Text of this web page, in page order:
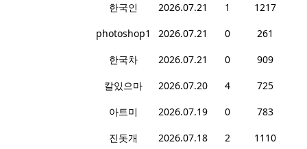
한국인 2026.07.21 1
1217
photoshop1 2026.07.21 0
261
한국차 2026.07.21 0
909
칼있으마 2026.07.20 4
725
아트미 2026.07.19 0
783
진돗개 2026.07.18 2
1110